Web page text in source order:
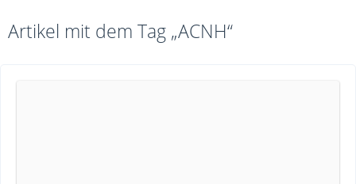
Artikel mit dem Tag „ACNH“